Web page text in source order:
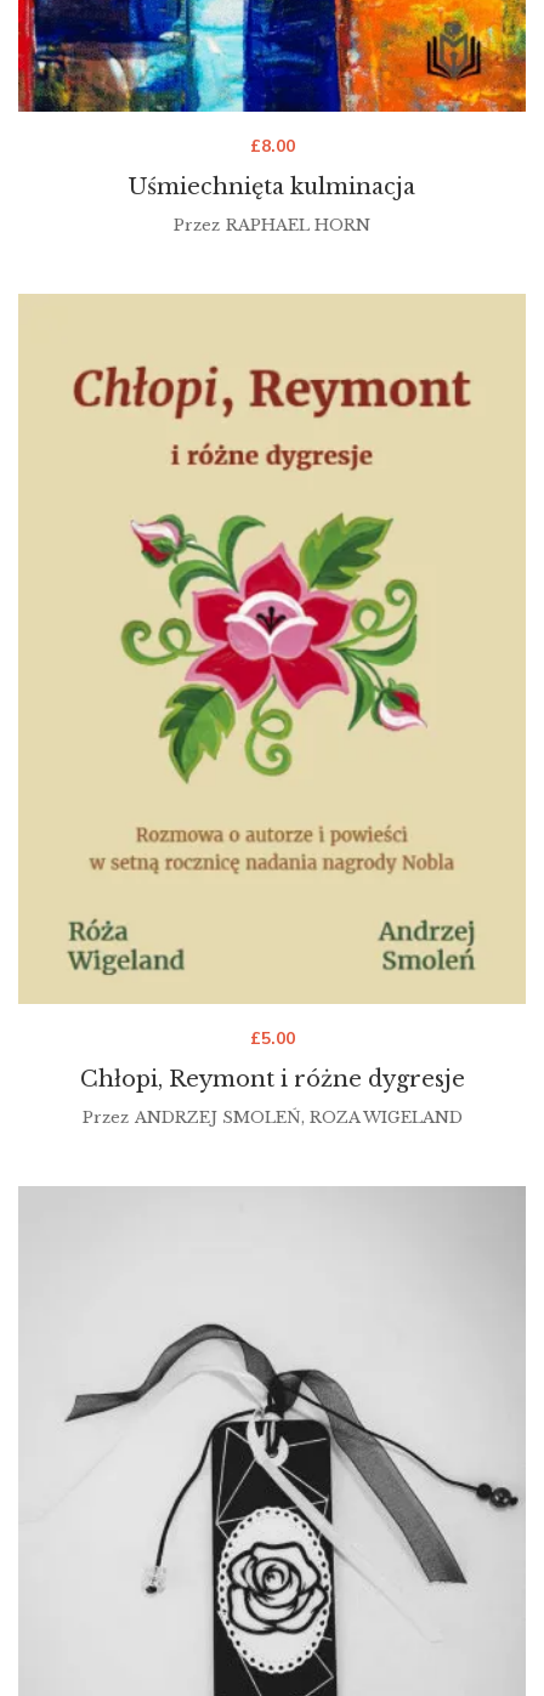
Uśmiechnięta kulminacja
£8.00
Przez RAPHAEL HORN
Chłopi, Reymont i różne dygresje
£5.00
Przez ANDRZEJ SMOLEŃ, ROZA WIGELAND